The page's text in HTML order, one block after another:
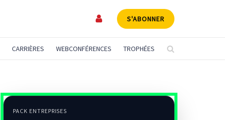
S'ABONNER
CARRIÈRES WEBCONFÉRENCES TROPHÉES
PACK ENTREPRISES